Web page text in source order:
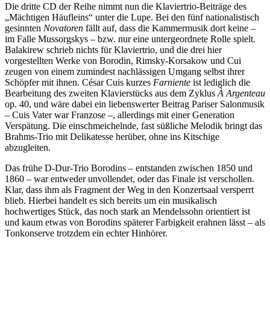
Die dritte CD der Reihe nimmt nun die Klaviertrio-Beiträge des
„Mächtigen Häufleins“ unter die Lupe. Bei den fünf nationalistisch
gesinnten Novatoren fällt auf, dass die Kammermusik dort keine –
im Falle Mussorgskys – bzw. nur eine untergeordnete Rolle spielt.
Balakirew schrieb nichts für Klaviertrio, und die drei hier
vorgestellten Werke von Borodin, Rimsky-Korsakow und Cui
zeugen von einem zumindest nachlässigen Umgang selbst ihrer
Schöpfer mit ihnen. César Cuis kurzes Farniente ist lediglich die
Bearbeitung des zweiten Klavierstücks aus dem Zyklus À Argenteau
op. 40, und wäre dabei ein liebenswerter Beitrag Pariser Salonmusik
– Cuis Vater war Franzose –, allerdings mit einer Generation
Verspätung. Die einschmeichelnde, fast süßliche Melodik bringt das
Brahms-Trio mit Delikatesse herüber, ohne ins Kitschige
abzugleiten.
Das frühe D-Dur-Trio Borodins – entstanden zwischen 1850 und
1860 – war entweder unvollendet, oder das Finale ist verschollen.
Klar, dass ihm als Fragment der Weg in den Konzertsaal versperrt
blieb. Hierbei handelt es sich bereits um ein musikalisch
hochwertiges Stück, das noch stark an Mendelssohn orientiert ist
und kaum etwas von Borodins späterer Farbigkeit erahnen lässt – als
Tonkonserve trotzdem ein echter Hinhörer.